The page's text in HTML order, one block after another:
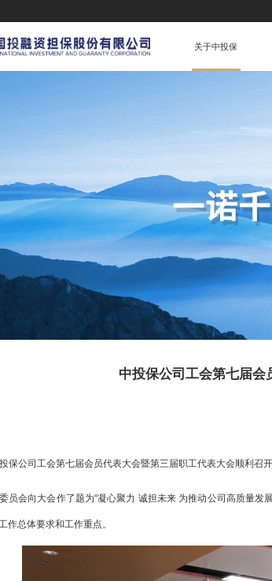
关于中投保
中投保公司工会第七届
保公司工会第七届会员代表大会暨第三届职工代表大会顺利召
员会向大会作了题为“凝心聚力 诚担未来 为推动公司高质量
作总体要求和工作重点。